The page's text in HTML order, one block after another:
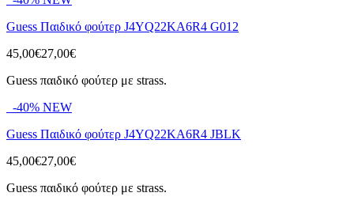
Guess Παιδικό φούτερ J4YQ22KA6R4 G012
45,00€27,00€
Guess παιδικό φούτερ με strass.
-40% NEW
Guess Παιδικό φούτερ J4YQ22KA6R4 JBLK
45,00€27,00€
Guess παιδικό φούτερ με strass.